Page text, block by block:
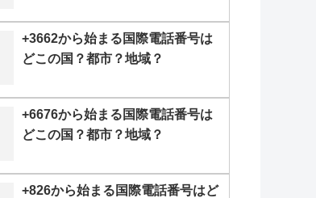
+3662から始まる国際電話番号は
どこの国？都市？地域？
+6676から始まる国際電話番号は
どこの国？都市？地域？
+826から始まる国際電話番号はど